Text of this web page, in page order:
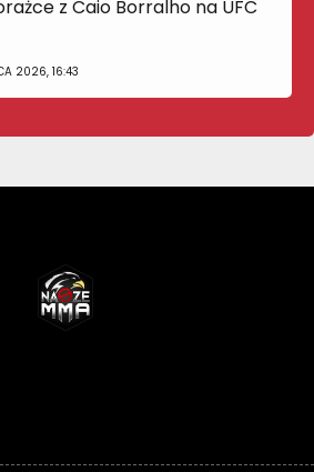
z Caio Borralho na UFC
2026, 16:43